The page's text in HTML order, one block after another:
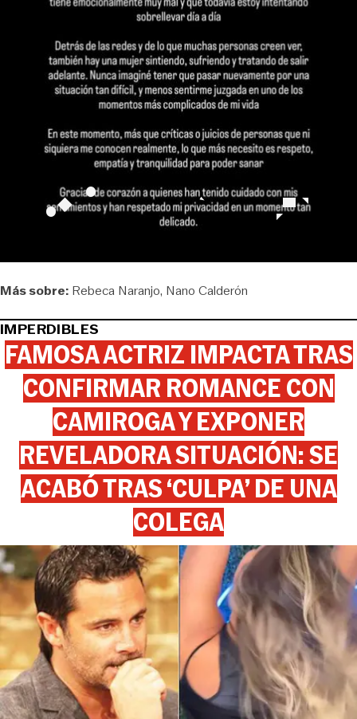
Más sobre: Rebeca Naranjo Nano Calderón
IMPERDIBLES
FAMOSA ACTRIZ IMPACTA TRAS
CONFIRMAR ROMANCE CON
CAMIROGA Y EXPONER
REVELADORA SITUACIÓN: SE
ACABÓ TRAS ‘CULPA’ DE UNA
COLEGA